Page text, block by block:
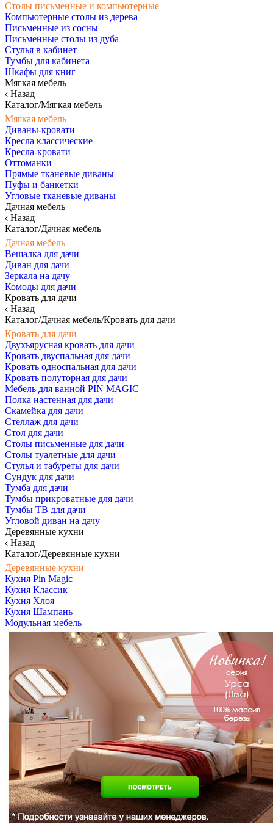
Столы письменные и компьютерные
Компьютерные столы из дерева
Письменные из сосны
Письменные столы из дуба
Стулья в кабинет
Тумбы для кабинета
Шкафы для книг
Мягкая мебель
Назад
Каталог/Мягкая мебель
Мягкая мебель
Диваны-кровати
Кресла классические
Кресла-кровати
Оттоманки
Прямые тканевые диваны
Пуфы и банкетки
Угловые тканевые диваны
Дачная мебель
Назад
Каталог/Дачная мебель
Дачная мебель
Вешалка для дачи
Диван для дачи
Зеркала на дачу
Комоды для дачи
Кровать для дачи
Назад
Каталог/Дачная мебель/Кровать для дачи
Кровать для дачи
Двухъярусная кровать для дачи
Кровать двуспальная для дачи
Кровать односпальная для дачи
Кровать полуторная для дачи
Мебель для ванной PIN MAGIC
Полка настенная для дачи
Скамейка для дачи
Стеллаж для дачи
Стол для дачи
Столы письменные для дачи
Столы туалетные для дачи
Стулья и табуреты для дачи
Сундук для дачи
Тумба для дачи
Тумбы прикроватные для дачи
Тумбы ТВ для дачи
Угловой диван на дачу
Деревянные кухни
Назад
Каталог/Деревянные кухни
Деревянные кухни
Кухня Pin Magic
Кухня Классик
Кухня Хлоя
Кухня Шампань
Модульная мебель